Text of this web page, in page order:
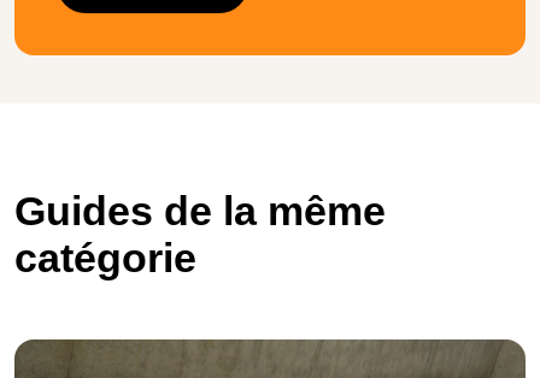
Guides de la même
catégorie